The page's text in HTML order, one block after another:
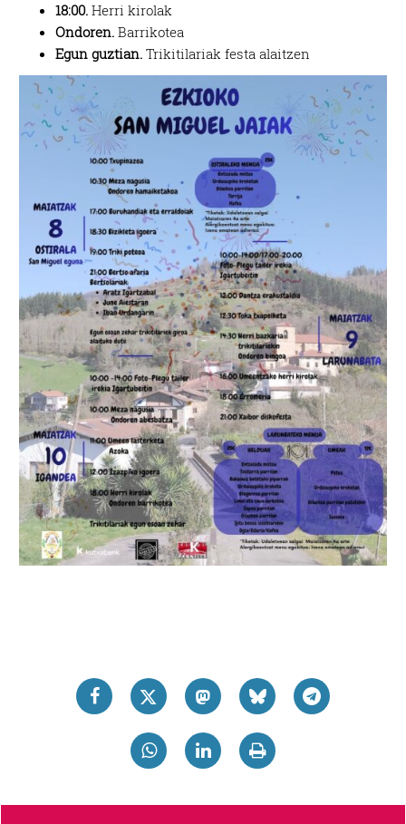
18:00. Herri kirolak
Ondoren. Barrikotea
Egun guztian. Trikitilariak festa alaitzen